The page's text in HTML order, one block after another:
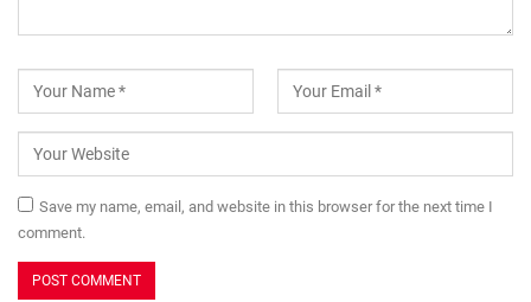
Save my name, email, and website in this browser for the next time I
comment.